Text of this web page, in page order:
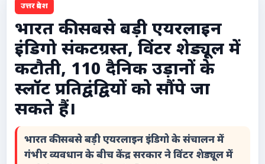
लाइफस्टाइल
वायरल
स्पेशल
साहित्य
विशेष लेख
उत्तर प्रदेश
भारत की सबसे बड़ी एयरलाइन
इंडिगो संकटग्रस्त, विंटर शेड्यूल में
कटौती, 110 दैनिक उड़ानों के
स्लॉट प्रतिद्वंद्वियों को सौंपे जा
सकते हैं।
भारत की सबसे बड़ी एयरलाइन इंडिगो के संचालन में
गंभीर व्यवधान के बीच केंद्र सरकार ने विंटर शेड्यूल में